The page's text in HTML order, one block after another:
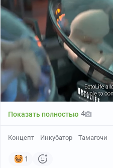
Показать полностью 4
Концепт Инкубатор Тамагочи
1